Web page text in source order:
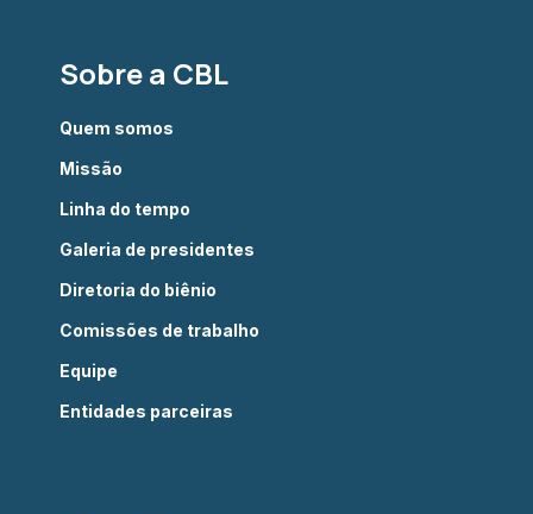
Sobre a CBL
Quem somos
Missão
Linha do tempo
Galeria de presidentes
Diretoria do biênio
Comissões de trabalho
Equipe
Entidades parceiras